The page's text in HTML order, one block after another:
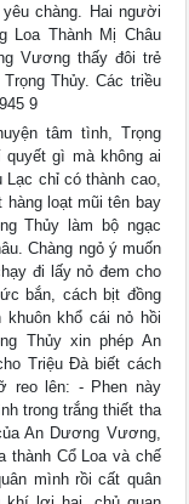
chàng. Hai người
Loa Thành Mị Châu
Vương thấy đôi trẻ
Thủy. Các triều
9
tâm tình, Trọng
gì mà không ai
Lạc chỉ có thành cao,
hàng loạt mũi tên bay
Thủy làm bộ ngạc
Chàng ngỏ ý muốn
đi lấy nỏ đem cho
bắn, cách bịt đồng
khuôn khổ cái nỏ hồi
Thủy xin phép An
Triệu Đà biết cách
reo lên: - Phen này
trong trắng thiết tha
An Dương Vương,
thành Cổ Loa và chế
mình rồi cất quân